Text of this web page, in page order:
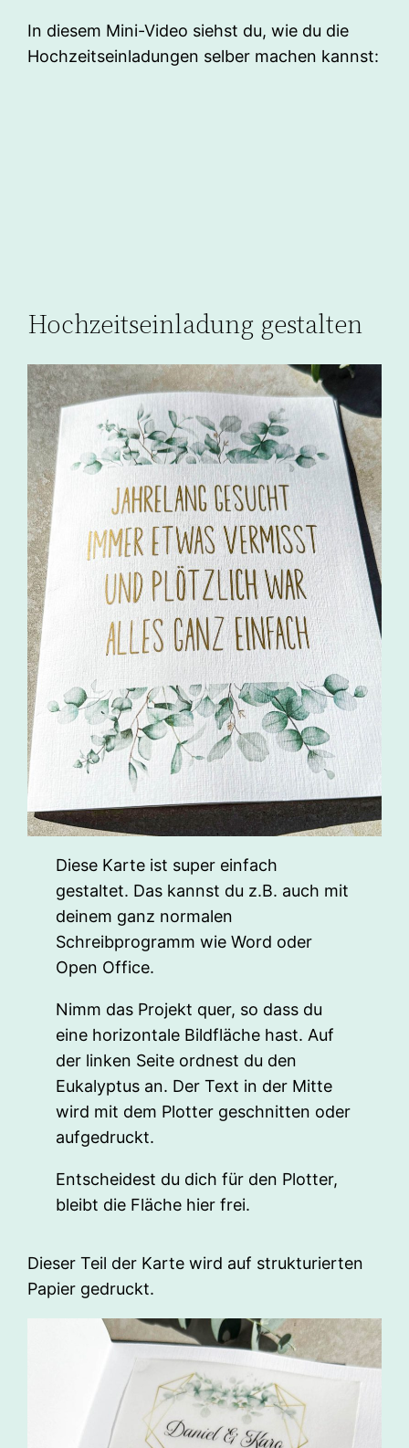
In diesem Mini-Video siehst du, wie du die
Hochzeitseinladungen selber machen kannst:
Hochzeitseinladung gestalten
Diese Karte ist super einfach
gestaltet. Das kannst du z.B. auch mit
deinem ganz normalen
Schreibprogramm wie Word oder
Open Office.
Nimm das Projekt quer, so dass du
eine horizontale Bildfläche hast. Auf
der linken Seite ordnest du den
Eukalyptus an. Der Text in der Mitte
wird mit dem Plotter geschnitten oder
aufgedruckt.
Entscheidest du dich für den Plotter,
bleibt die Fläche hier frei.
Dieser Teil der Karte wird auf strukturierten
Papier gedruckt.